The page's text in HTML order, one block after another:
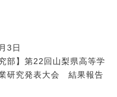
3日
部】第22回山梨県高等学
研究発表大会 結果報告